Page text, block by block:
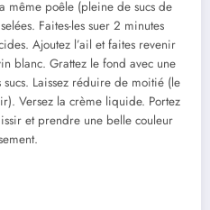
même poêle (pleine de sucs de
Faites-les suer 2 minutes
Ajoutez l’ail et faites revenir
blanc. Grattez le fond avec une
Laissez réduire de moitié (le
Versez la crème liquide. Portez
et prendre une belle couleur